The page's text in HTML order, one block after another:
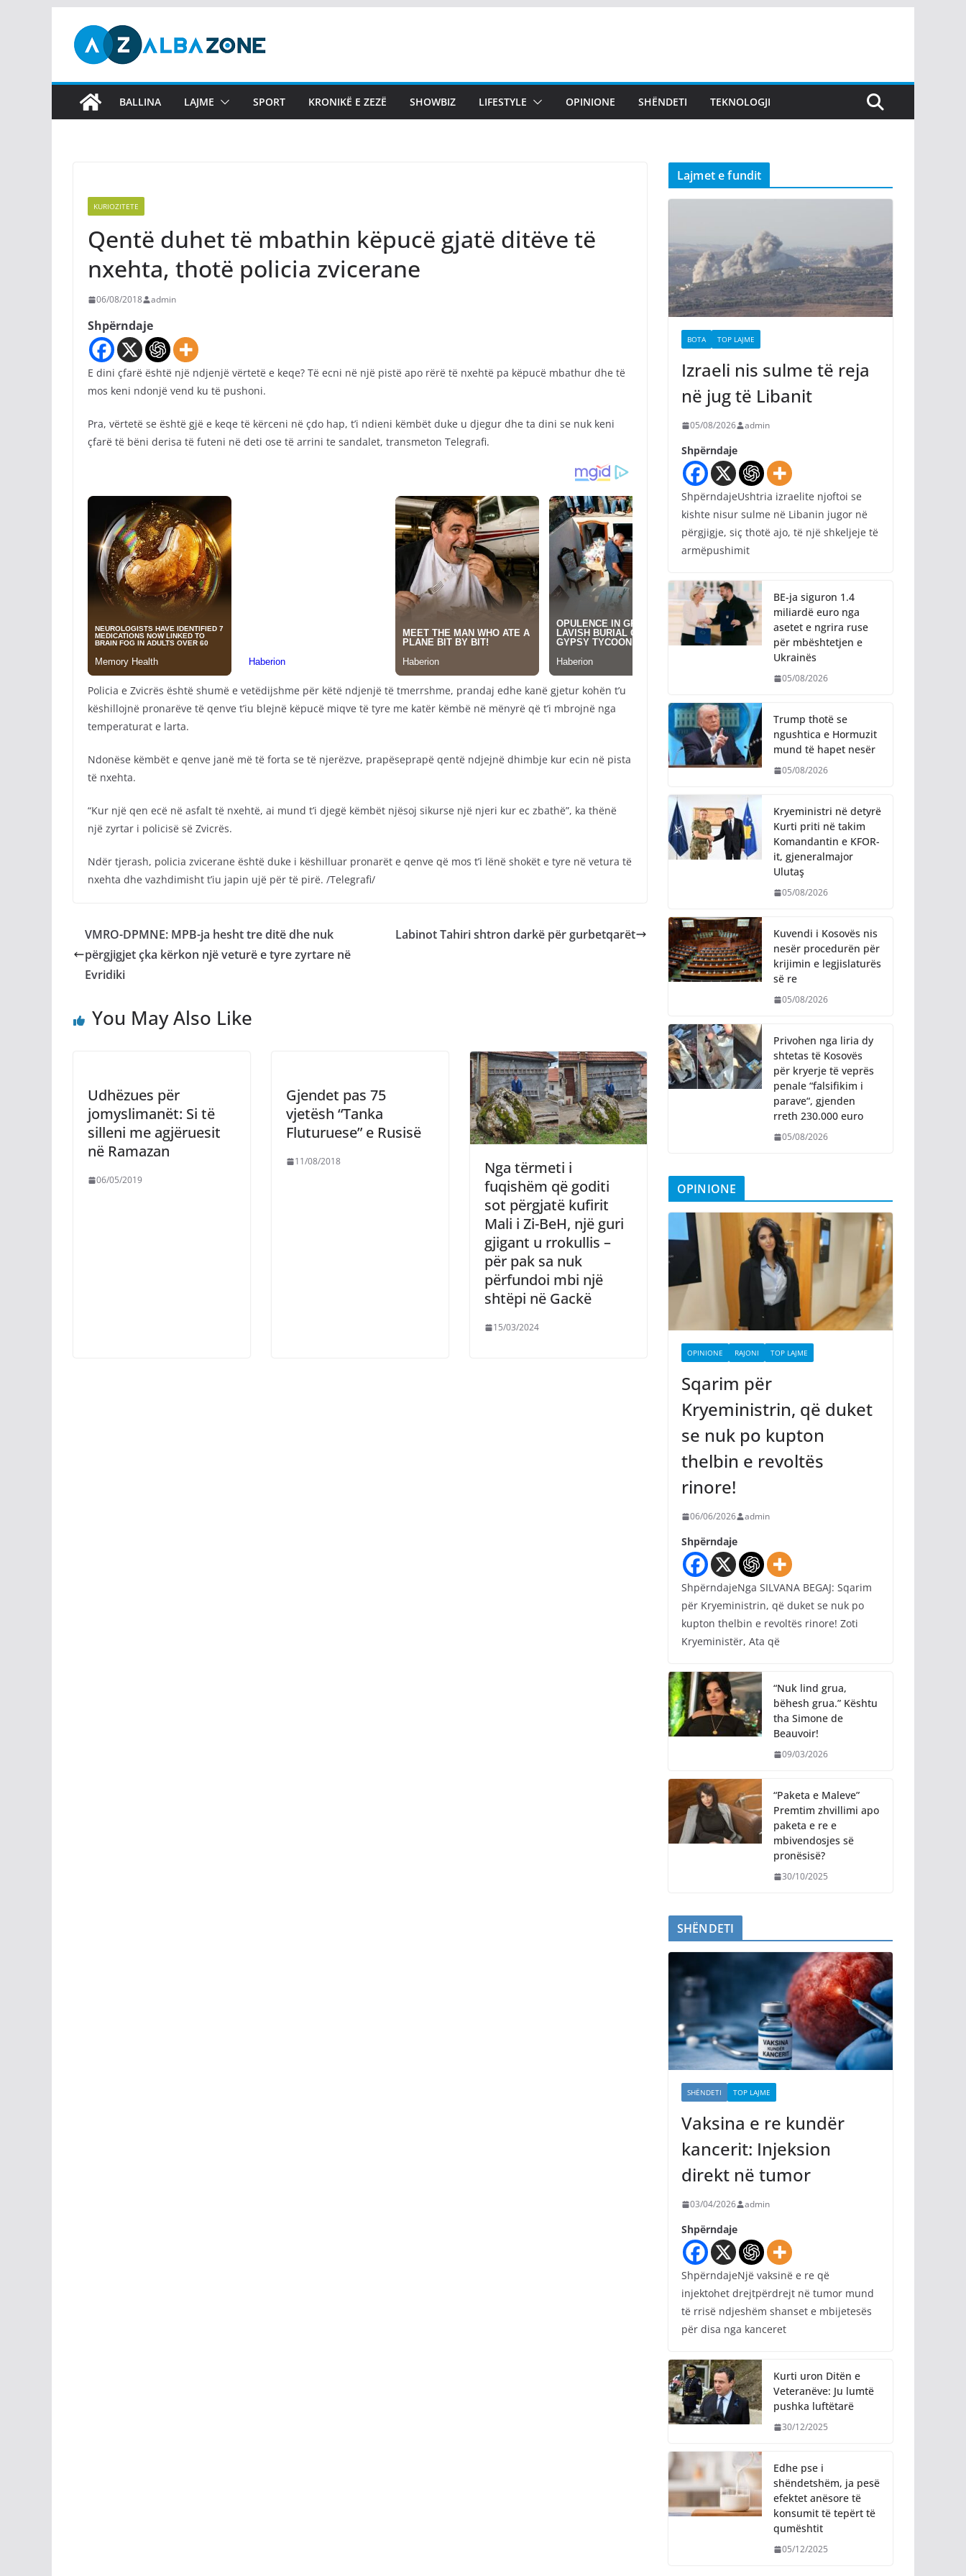
content
BALLINA LAJME SPORT KRONIKË E ZEZË SHOWBIZ LIFESTYLE OPINIONE SHËNDETI TEKNOLOGJI
KURIOZITETE
Qentë duhet të mbathin këpucë gjatë ditëve të
nxehta, thotë policia zvicerane
06/08/2018 admin
Shpërndaje
E dini çfarë është një ndjenjë vërtetë e keqe? Të ecni në një pistë apo rërë të nxehtë pa këpucë mbathur dhe të
mos keni ndonjë vend ku të pushoni.
Pra, vërtetë se është gjë e keqe të kërceni në çdo hap, t’i ndieni këmbët duke u djegur dhe ta dini se nuk keni
çfarë të bëni derisa të futeni në deti ose të arrini te sandalet, transmeton Telegrafi.
Policia e Zvicrës është shumë e vetëdijshme për këtë ndjenjë të tmerrshme, prandaj edhe kanë gjetur kohën t’u
këshillojnë pronarëve të qenve t’iu blejnë këpucë miqve të tyre me katër këmbë në mënyrë që t’i mbrojnë nga
temperaturat e larta.
Ndonëse këmbët e qenve janë më të forta se të njerëzve, prapëseprapë qentë ndjejnë dhimbje kur ecin në pista
të nxehta.
“Kur një qen ecë në asfalt të nxehtë, ai mund t’i djegë këmbët njësoj sikurse një njeri kur ec zbathë”, ka thënë
një zyrtar i policisë së Zvicrës.
Ndër tjerash, policia zvicerane është duke i këshilluar pronarët e qenve që mos t’i lënë shokët e tyre në vetura të
nxehta dhe vazhdimisht t’iu japin ujë për të pirë. /Telegrafi/
VMRO-DPMNE: MPB-ja hesht tre ditë dhe nuk
përgjigjet çka kërkon një veturë e tyre zyrtare në
Evridiki
Labinot Tahiri shtron darkë për gurbetqarët
You May Also Like
Udhëzues për
jomyslimanët: Si të
silleni me agjëruesit
në Ramazan
06/05/2019
Gjendet pas 75
vjetësh “Tanka
Fluturuese” e Rusisë
11/08/2018
Nga tërmeti i
fuqishëm që goditi
sot përgjatë kufirit
Mali i Zi-BeH, një guri
gjigant u rrokullis –
për pak sa nuk
përfundoi mbi një
shtëpi në Gackë
15/03/2024
Lajmet e fundit
BOTA TOP LAJME
Izraeli nis sulme të reja
në jug të Libanit
05/08/2026 admin
Shpërndaje
ShpërndajeUshtria izraelite njoftoi se
kishte nisur sulme në Libanin jugor në
përgjigje, siç thotë ajo, të një shkeljeje të
armëpushimit
BE-ja siguron 1.4
miliardë euro nga
asetet e ngrira ruse
për mbështetjen e
Ukrainës
05/08/2026
Trump thotë se
ngushtica e Hormuzit
mund të hapet nesër
05/08/2026
Kryeministri në detyrë
Kurti priti në takim
Komandantin e KFOR-
it, gjeneralmajor
Ulutaş
05/08/2026
Kuvendi i Kosovës nis
nesër procedurën për
krijimin e legjislaturës
së re
05/08/2026
Privohen nga liria dy
shtetas të Kosovës
për kryerje të veprës
penale “falsifikim i
parave“, gjenden
rreth 230.000 euro
05/08/2026
OPINIONE
OPINIONE RAJONI TOP LAJME
Sqarim për
Kryeministrin, që duket
se nuk po kupton
thelbin e revoltës
rinore!
06/06/2026 admin
Shpërndaje
ShpërndajeNga SILVANA BEGAJ: Sqarim
për Kryeministrin, që duket se nuk po
kupton thelbin e revoltës rinore! Zoti
Kryeministër, Ata që
“Nuk lind grua,
bëhesh grua.” Kështu
tha Simone de
Beauvoir!
09/03/2026
“Paketa e Maleve”
Premtim zhvillimi apo
paketa e re e
mbivendosjes së
pronësisë?
30/10/2025
SHËNDETI
SHËNDETI TOP LAJME
Vaksina e re kundër
kancerit: Injeksion
direkt në tumor
03/04/2026 admin
Shpërndaje
ShpërndajeNjë vaksinë e re që
injektohet drejtpërdrejt në tumor mund
të rrisë ndjeshëm shanset e mbijetesës
për disa nga kanceret
Kurti uron Ditën e
Veteranëve: Ju lumtë
pushka luftëtarë
30/12/2025
Edhe pse i
shëndetshëm, ja pesë
efektet anësore të
konsumit të tepërt të
qumështit
05/12/2025